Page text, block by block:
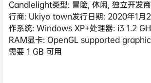
Candlelight类型: 冒险, 休闲, 独立开发
行商: Ukiyo town发行日期: 2020年1月
作系统: Windows XP+处理器: i3 1.2
RAM显卡: OpenGL supported
需要 1 GB 可用